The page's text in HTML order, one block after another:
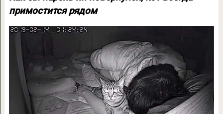
примостится рядом